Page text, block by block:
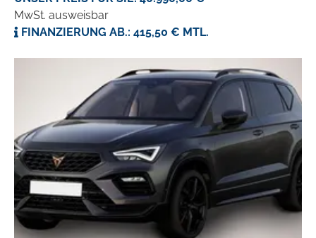
MwSt. ausweisbar
FINANZIERUNG AB.: 415,50 € MTL.